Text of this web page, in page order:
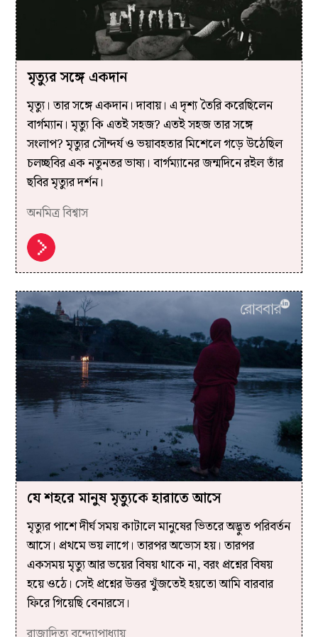
মৃত্যুর সঙ্গে একদান
মৃত্যু। তার সঙ্গে একদান। দাবায়। এ দৃশ্য তৈরি করেছিলেন
বার্গম্যান। মৃত্যু কি এতই সহজ? এতই সহজ তার সঙ্গে
সংলাপ? মৃত্যুর সৌন্দর্য ও ভয়াবহতার মিশেলে গড়ে উঠেছিল
চলচ্ছবির এক নতুনতর ভাষ্য। বার্গম্যানের জন্মদিনে রইল তাঁর
ছবির মৃত্যুর দর্শন।
অনমিত্র বিশ্বাস
যে শহরে মানুষ মৃত্যুকে হারাতে আসে
মৃত্যুর পাশে দীর্ঘ সময় কাটালে মানুষের ভিতরে অদ্ভুত পরিবর্তন
আসে। প্রথমে ভয় লাগে। তারপর অভ্যেস হয়। তারপর
একসময় মৃত্যু আর ভয়ের বিষয় থাকে না, বরং প্রশ্নের বিষয়
হয়ে ওঠে। সেই প্রশ্নের উত্তর খুঁজতেই হয়তো আমি বারবার
ফিরে গিয়েছি বেনারসে।